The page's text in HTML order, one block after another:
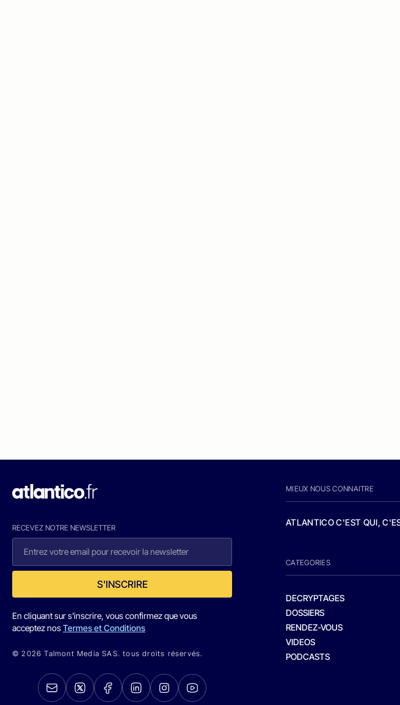
RECEVEZ NOTRE NEWSLETTER
S'INSCRIRE
En cliquant sur s'inscrire, vous confirmez que vous
acceptez nosTermes et Conditions
© 2026 Talmont Media SAS. tous droits réservés.
MIEUX NOUS CONNAITRE
ATLANTICO C'EST QUI,
CATEGORIES
DECRYPTAGES
DOSSIERS
RENDEZ-VOUS
VIDEOS
PODCASTS